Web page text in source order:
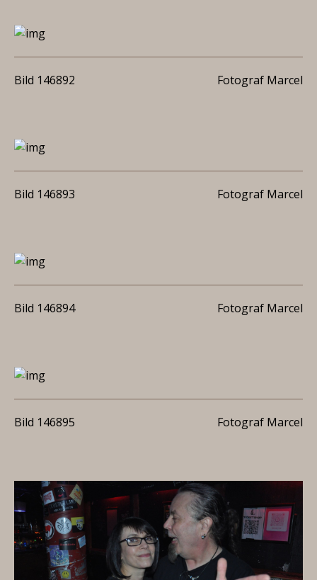
Bild 146892 Fotograf Marcel
Bild 146893 Fotograf Marcel
Bild 146894 Fotograf Marcel
Bild 146895 Fotograf Marcel